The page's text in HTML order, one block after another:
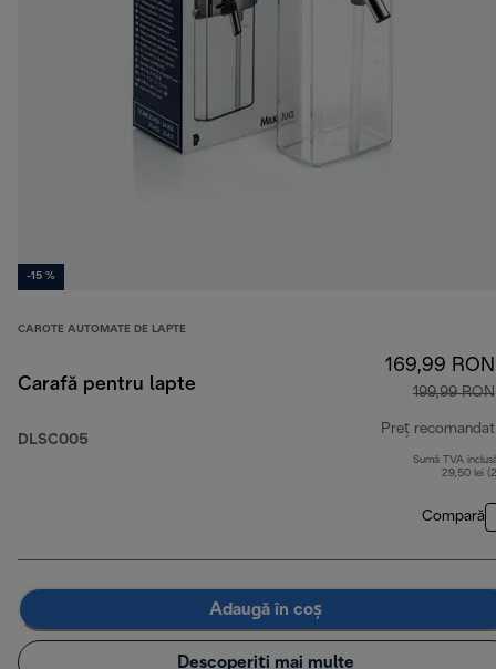
-15 %
CAROTE AUTOMATE DE LAPTE
Carafă pentru lapte
DLSC005
169,99 RON
199,99 RON
Preț recomandat
Sumă TVA
29,50 lei
Compară
Adaugă în coș
Descoperiți mai multe